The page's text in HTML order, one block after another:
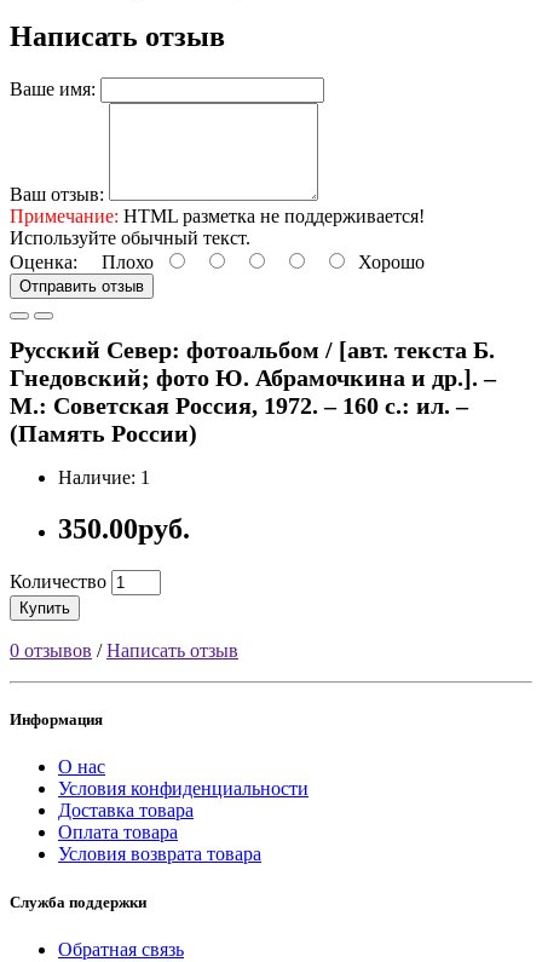
Написать отзыв
Ваше имя:
Ваш отзыв:
Примечание: HTML разметка не поддерживается!
Используйте обычный текст.
Оценка: Плохо Хорошо
Отправить отзыв
Русский Север: фотоальбом / [авт. текста Б.
Гнедовский; фото Ю. Абрамочкина и др.]. –
М.: Советская Россия, 1972. – 160 с.: ил. –
(Память России)
Наличие: 1
350.00руб.
Количество
Купить
0 отзывов /Написать отзыв
Информация
О нас
Условия конфиденциальности
Доставка товара
Оплата товара
Условия возврата товара
Служба поддержки
Обратная связь